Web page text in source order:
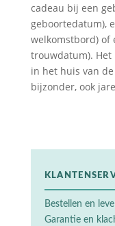
cadeau bij een
geboortedatum),
welkomstbord) of
trouwdatum).
in het huis van
bijzonder, ook
Bestellen en
Garantie en